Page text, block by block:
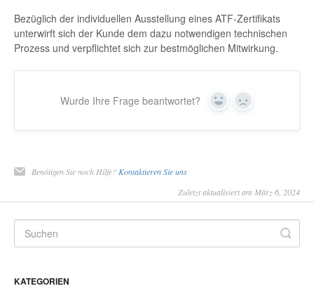
Bezüglich der individuellen Ausstellung eines ATF-Zertifikats
unterwirft sich der Kunde dem dazu notwendigen technischen
Prozess und verpflichtet sich zur bestmöglichen Mitwirkung.
Wurde Ihre Frage beantwortet? Yes No
Benötigen Sie noch Hilfe?Kontaktieren Sie uns
Zuletzt aktualisiert am März 6, 2024
KATEGORIEN